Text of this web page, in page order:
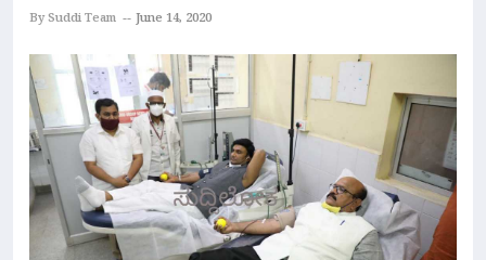
By Suddi Team June 14, 2020